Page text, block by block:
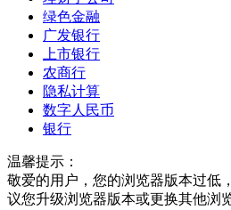
绿色金融
广发银行
上市银行
农商行
隐私计算
数字人民币
银行
温馨提示：
敬爱的用户，您的浏览器版本过低
议您升级浏览器版本或更换其他浏